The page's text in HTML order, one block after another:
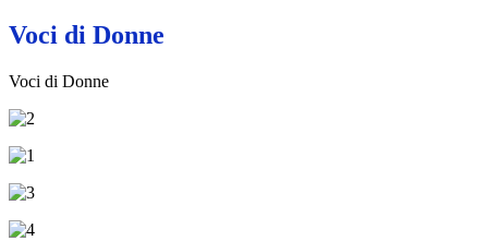
Voci di Donne
Voci di Donne